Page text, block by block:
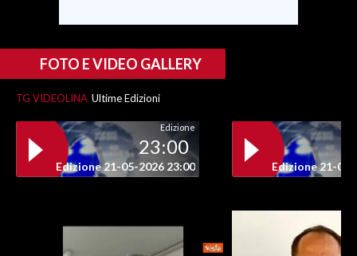
FOTO E VIDEO GALLERY
TG VIDEOLINA Ultime Edizioni
Edizione
23:00
Edizione 21-05-2026 23:00 Edizione 21-05-